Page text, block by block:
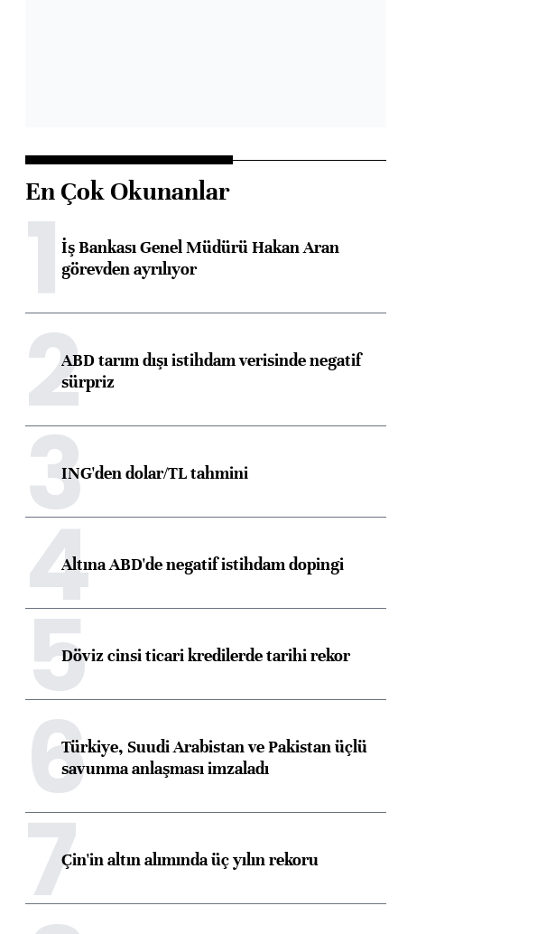
En Çok Okunanlar
1İş Bankası Genel Müdürü Hakan Aran
görevden ayrılıyor
2ABD tarım dışı istihdam verisinde negatif
sürpriz
3ING'den dolar/TL tahmini
4Altına ABD'de negatif istihdam dopingi
5Döviz cinsi ticari kredilerde tarihi rekor
6Türkiye, Suudi Arabistan ve Pakistan üçlü
savunma anlaşması imzaladı
7Çin'in altın alımında üç yılın rekoru